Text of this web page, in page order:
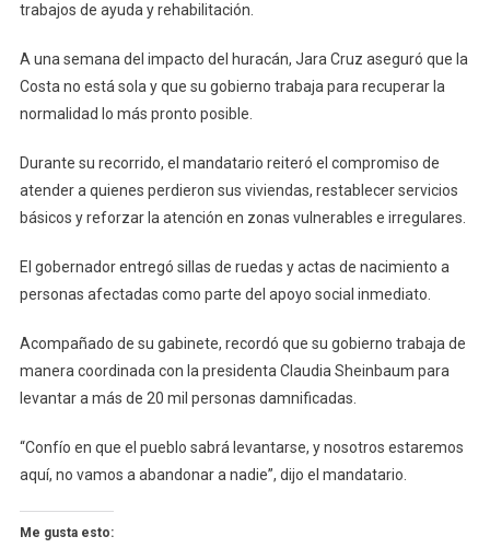
trabajos de ayuda y rehabilitación.
A una semana del impacto del huracán, Jara Cruz aseguró que la
Costa no está sola y que su gobierno trabaja para recuperar la
normalidad lo más pronto posible.
Durante su recorrido, el mandatario reiteró el compromiso de
atender a quienes perdieron sus viviendas, restablecer servicios
básicos y reforzar la atención en zonas vulnerables e irregulares.
El gobernador entregó sillas de ruedas y actas de nacimiento a
personas afectadas como parte del apoyo social inmediato.
Acompañado de su gabinete, recordó que su gobierno trabaja de
manera coordinada con la presidenta Claudia Sheinbaum para
levantar a más de 20 mil personas damnificadas.
“Confío en que el pueblo sabrá levantarse, y nosotros estaremos
aquí, no vamos a abandonar a nadie”, dijo el mandatario.
Me gusta esto: